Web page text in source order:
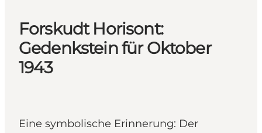
Forskudt Horisont:
Gedenkstein für Oktober
1943
Eine symbolische Erinnerung: Der